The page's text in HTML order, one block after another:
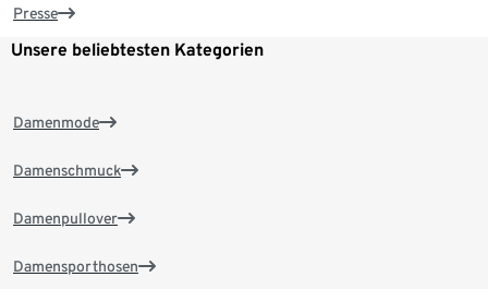
Presse
Unsere beliebtesten Kategorien
Damenmode
Damenschmuck
Damenpullover
Damensporthosen